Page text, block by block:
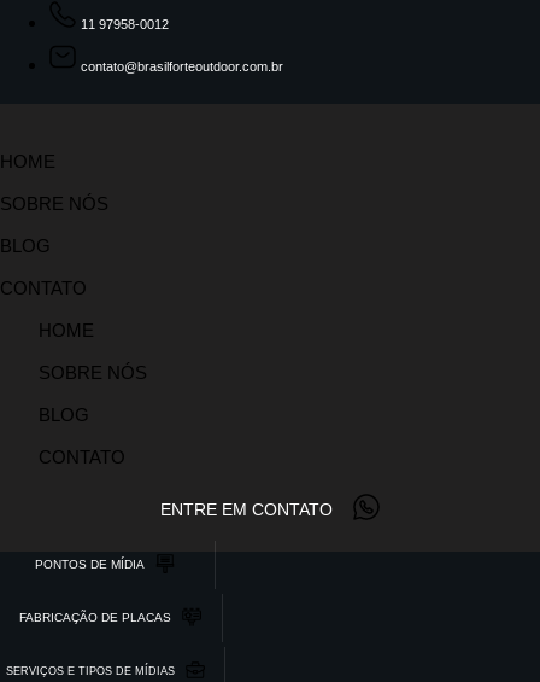
11 97958-0012
contato@brasilforteoutdoor.com.br
HOME
SOBRE NÓS
BLOG
CONTATO
HOME
SOBRE NÓS
BLOG
CONTATO
ENTRE EM CONTATO
PONTOS DE MÍDIA
FABRICAÇÃO DE PLACAS
SERVIÇOS E TIPOS DE MÍDIAS